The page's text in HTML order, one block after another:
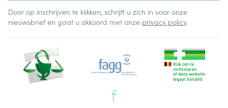
Door op inschrijven te klikken, schrijft u zich in voor onze
nieuwsbrief en gaat u akkoord met onze privacy policy.